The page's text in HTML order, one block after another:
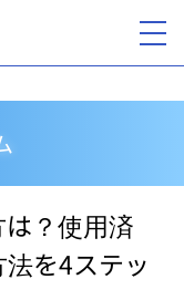
？使用済
を4ステッ